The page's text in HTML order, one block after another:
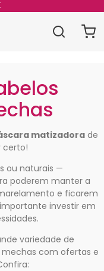
matizadorade
certo!
ou naturais —
poderem manter a
e ficarem
investir em
variedade de
com ofertas e